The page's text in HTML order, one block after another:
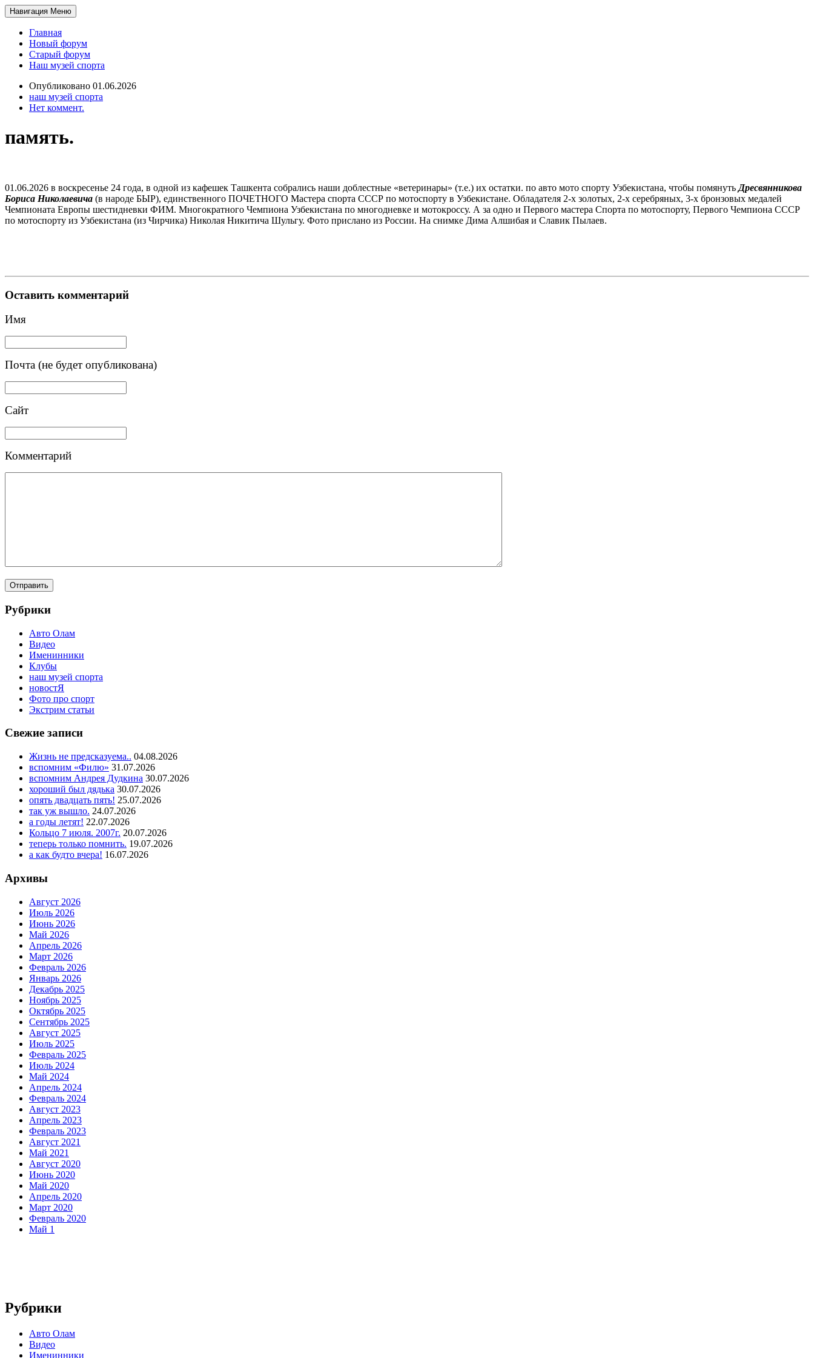
Навигация Меню
Главная
Новый форум
Старый форум
Наш музей спорта
Опубликовано 01.06.2026
наш музей спорта
Нет коммент.
память.
01.06.2026 в воскресенье 24 года, в одной из кафешек Ташкента собрались наши доблестные «ветеринары» (т.е.) их остатки. по авто мото спорту Узбекистана, чтобы помянуть Дресвянникова
Бориса Николаевича (в народе БЫР), единственного ПОЧЕТНОГО Мастера спорта СССР по мотоспорту в Узбекистане. Обладателя 2-х золотых, 2-х серебряных, 3-х бронзовых медалей
Чемпионата Европы шестидневки ФИМ. Многократного Чемпиона Узбекистана по многодневке и мотокроссу. А за одно и Первого мастера Спорта по мотоспорту, Первого Чемпиона СССР
по мотоспорту из Узбекистана (из Чирчика) Николая Никитича Шульгу. Фото прислано из России. На снимке Дима Алшибая и Славик Пылаев.
Оставить комментарий
Имя
Почта (не будет опубликована)
Сайт
Комментарий
Рубрики
Авто Олам
Видео
Именинники
Клубы
наш музей спорта
новостЯ
Фото про спорт
Экстрим статьи
Свежие записи
Жизнь не предсказуема.. 04.08.2026
вспомним «Филю» 31.07.2026
вспомним Андрея Дудкина 30.07.2026
хороший был дядька 30.07.2026
опять двадцать пять! 25.07.2026
так уж вышло. 24.07.2026
а годы летят! 22.07.2026
Кольцо 7 июля. 2007г. 20.07.2026
теперь только помнить. 19.07.2026
а как будто вчера! 16.07.2026
Архивы
Август 2026
Июль 2026
Июнь 2026
Май 2026
Апрель 2026
Март 2026
Февраль 2026
Январь 2026
Декабрь 2025
Ноябрь 2025
Октябрь 2025
Сентябрь 2025
Август 2025
Июль 2025
Февраль 2025
Июль 2024
Май 2024
Апрель 2024
Февраль 2024
Август 2023
Апрель 2023
Февраль 2023
Август 2021
Май 2021
Август 2020
Июнь 2020
Май 2020
Апрель 2020
Март 2020
Февраль 2020
Май 1
Рубрики
Авто Олам
Видео
Именинники